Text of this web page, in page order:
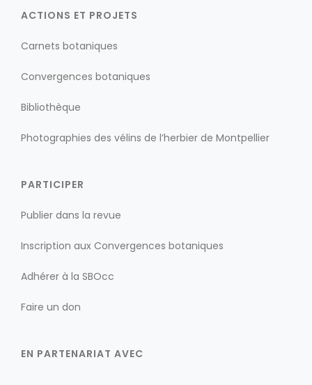
ACTIONS ET PROJETS
Carnets botaniques
Convergences botaniques
Bibliothèque
Photographies des vélins de l’herbier de Montpellier
PARTICIPER
Publier dans la revue
Inscription aux Convergences botaniques
Adhérer à la SBOcc
Faire un don
EN PARTENARIAT AVEC